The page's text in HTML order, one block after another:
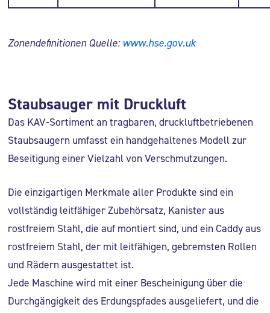
Zonendefinitionen Quelle:www.hse.gov.uk
Staubsauger mit Druckluft
Das KAV-Sortiment an tragbaren, druckluftbetriebenen
Staubsaugern umfasst ein handgehaltenes Modell zur
Beseitigung einer Vielzahl von Verschmutzungen.
Die einzigartigen Merkmale aller Produkte sind ein
vollständig leitfähiger Zubehörsatz, Kanister aus
rostfreiem Stahl, die auf montiert sind, und ein Caddy aus
rostfreiem Stahl, der mit leitfähigen, gebremsten Rollen
und Rädern ausgestattet ist.
Jede Maschine wird mit einer Bescheinigung über die
Durchgängigkeit des Erdungspfades ausgeliefert, und die